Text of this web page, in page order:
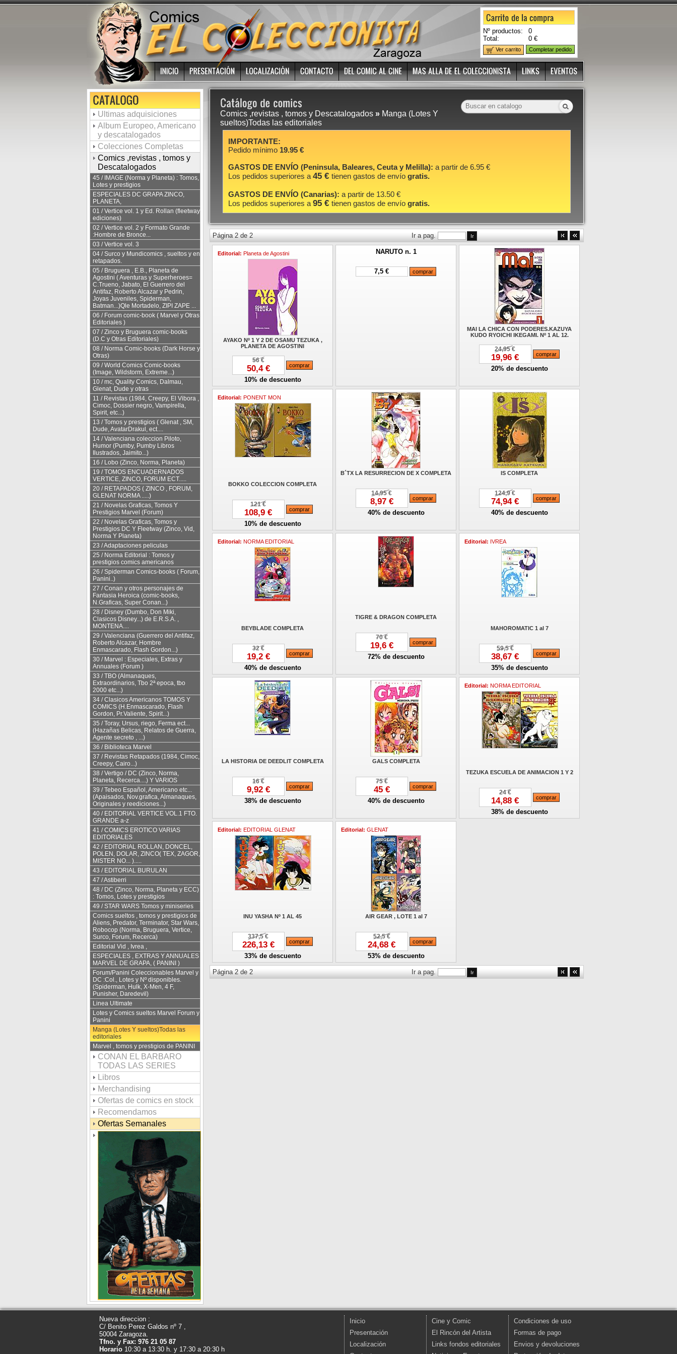
Nº productos:
0
Total:
0 €
Ver carrito Completar pedido
Ultimas adquisiciones
Album Europeo, Americano
y descatalogados
Colecciones Completas
Comics ,revistas , tomos y
Descatalogados
45 / IMAGE (Norma y Planeta) : Tomos,
Lotes y prestigios
ESPECIALES DC GRAPA ZINCO,
PLANETA,
01 / Vertice vol. 1 y Ed. Rollan (fleetway
ediciones)
02 / Vertice vol. 2 y Formato Grande
:Hombre de Bronce...
03 / Vertice vol. 3
04 / Surco y Mundicomics , sueltos y en
retapados.
05 / Bruguera , E.B., Planeta de
Agostini ( Aventuras y Superheroes=
C.Trueno, Jabato, El Guerrero del
Antifaz, Roberto Alcazar y Pedrin,
Joyas Juveniles, Spiderman,
Batman...)Qle Mortadelo, ZIPI ZAPE ...
06 / Forum comic-book ( Marvel y Otras
Editoriales )
07 / Zinco y Bruguera comic-books
(D.C y Otras Editoriales)
08 / Norma Comic-books (Dark Horse y
Otras)
09 / World Comics Comic-books
(Image, Wildstorm, Extreme...)
10 / mc, Quality Comics, Dalmau,
Glenat, Dude y otras
11 / Revistas (1984, Creepy, El Vibora ,
Cimoc, Dossier negro, Vampirella,
Spirit, etc...)
13 / Tomos y prestigios ( Glenat , SM,
Dude, AvatarDrakul, ect....
14 / Valenciana coleccion Piloto,
Humor (Pumby, Pumby Libros
Ilustrados, Jaimito...)
16 / Lobo (Zinco, Norma, Planeta)
19 / TOMOS ENCUADERNADOS
VERTICE, ZINCO, FORUM ECT.....
20 / RETAPADOS ( ZINCO , FORUM,
GLENAT NORMA .....)
21 / Novelas Graficas, Tomos Y
Prestigios Marvel (Forum)
22 / Novelas Graficas, Tomos y
Prestigios DC Y Fleetway (Zinco, Vid,
Norma Y Planeta)
23 / Adaptaciones peliculas
25 / Norma Editorial : Tomos y
prestigios comics americanos
26 / Spiderman Comics-books ( Forum,
Panini..)
27 / Conan y otros personajes de
Fantasia Heroica (comic-books,
N.Graficas, Super Conan...)
28 / Disney (Dumbo, Don Miki,
Clasicos Disney...) de E.R.S.A. ,
MONTENA....
29 / Valenciana (Guerrero del Antifaz,
Roberto Alcazar, Hombre
Enmascarado, Flash Gordon...)
30 / Marvel : Especiales, Extras y
Annuales (Forum )
33 / TBO (Almanaques,
Extraordinarios, Tbo 2ª epoca, tbo
2000 etc...)
34 / Clasicos Americanos TOMOS Y
COMICS (H.Enmascarado, Flash
Gordon, Pr.Valiente, Spirit...)
35 / Toray, Ursus, riego, Ferma ect...
(Hazañas Belicas, Relatos de Guerra,
Agente secreto , ...)
36 / Biblioteca Marvel
37 / Revistas Retapados (1984, Cimoc,
Creepy, Cairo...)
38 / Vertigo / DC (Zinco, Norma,
Planeta, Recerca....) Y VARIOS
39 / Tebeo Español, Americano etc...
(Apaisados, Nov.grafica, Almanaques,
Originales y reediciones...)
40 / EDITORIAL VERTICE VOL.1 FTO.
GRANDE a-z
41 / COMICS EROTICO VARIAS
EDITORIALES
42 / EDITORIAL ROLLAN, DONCEL,
POLEN, DOLAR, ZINCO( TEX, ZAGOR,
MISTER NO... ).....
43 / EDITORIAL BURULAN
47 / Astiberri
48 / DC (Zinco, Norma, Planeta y ECC)
: Tomos, Lotes y prestigios
49 / STAR WARS Tomos y miniseries
Comics sueltos , tomos y prestigios de
Aliens, Predator, Terminator, Star Wars,
Robocop (Norma, Bruguera, Vertice,
Surco, Forum, Recerca)
Editorial Vid , Ivrea ,
ESPECIALES , EXTRAS Y ANNUALES
MARVEL DE GRAPA, ( PANINI )
Forum/Panini Coleccionables Marvel y
DC :Col., Lotes y Nº disponibles.
(Spiderman, Hulk, X-Men, 4 F,
Punisher, Daredevil)
Linea Ultimate
Lotes y Comics sueltos Marvel Forum y
Panini
Manga (Lotes Y sueltos)Todas las
editoriales
Marvel , tomos y prestigios de PANINI
CONAN EL BARBARO
TODAS LAS SERIES
Libros
Merchandising
Ofertas de comics en stock
Recomendamos
Ofertas Semanales
Comics ,revistas , tomos y Descatalogados » Manga (Lotes Y
sueltos)Todas las editoriales
IMPORTANTE:
Pedido mínimo 19.95 €
GASTOS DE ENVÍO (Peninsula, Baleares, Ceuta y Melilla): a partir de 6.95 €
Los pedidos superiores a 45 € tienen gastos de envío gratis.
GASTOS DE ENVÍO (Canarias): a partir de 13.50 €
Los pedidos superiores a 95 € tienen gastos de envío gratis.
Página 2 de 2 Ir a pag.
Editorial: Planeta de Agostini
AYAKO Nº 1 Y 2 DE OSAMU TEZUKA ,
PLANETA DE AGOSTINI
56 €
50,4 €
10% de descuento
NARUTO n. 1
7,5 €
MAI LA CHICA CON PODERES.KAZUYA
KUDO RYOICHI IKEGAMI. Nº 1 AL 12.
24,95 €
19,96 €
20% de descuento
Editorial: PONENT MON
BOKKO COLECCION COMPLETA
121 €
108,9 €
10% de descuento
B´TX LA RESURRECION DE X COMPLETA
14,95 €
8,97 €
40% de descuento
IS COMPLETA
124,9 €
74,94 €
40% de descuento
Editorial: NORMA EDITORIAL
BEYBLADE COMPLETA
32 €
19,2 €
40% de descuento
TIGRE & DRAGON COMPLETA
70 €
19,6 €
72% de descuento
Editorial: IVREA
MAHOROMATIC 1 al 7
59,5 €
38,67 €
35% de descuento
LA HISTORIA DE DEEDLIT COMPLETA
16 €
9,92 €
38% de descuento
GALS COMPLETA
75 €
45 €
40% de descuento
Editorial: NORMA EDITORIAL
TEZUKA ESCUELA DE ANIMACION 1 Y 2
24 €
14,88 €
38% de descuento
Editorial: EDITORIAL GLENAT
INU YASHA Nº 1 AL 45
337,5 €
226,13 €
33% de descuento
Editorial: GLENAT
AIR GEAR , LOTE 1 al 7
52,5 €
24,68 €
53% de descuento
Página 2 de 2 Ir a pag.
Condiciones de uso
Formas de pago
Envios y devoluciones
Cine y Comic
El Rincón del Artista
Links fondos editoriales
Inicio
Presentación
Localización
Nueva direccion :
C/ Benito Perez Galdos nº 7 ,
50004 Zaragoza.
Tfno. y Fax: 976 21 05 87
Horario 10:30 a 13:30 h. y 17:30 a 20:30 h